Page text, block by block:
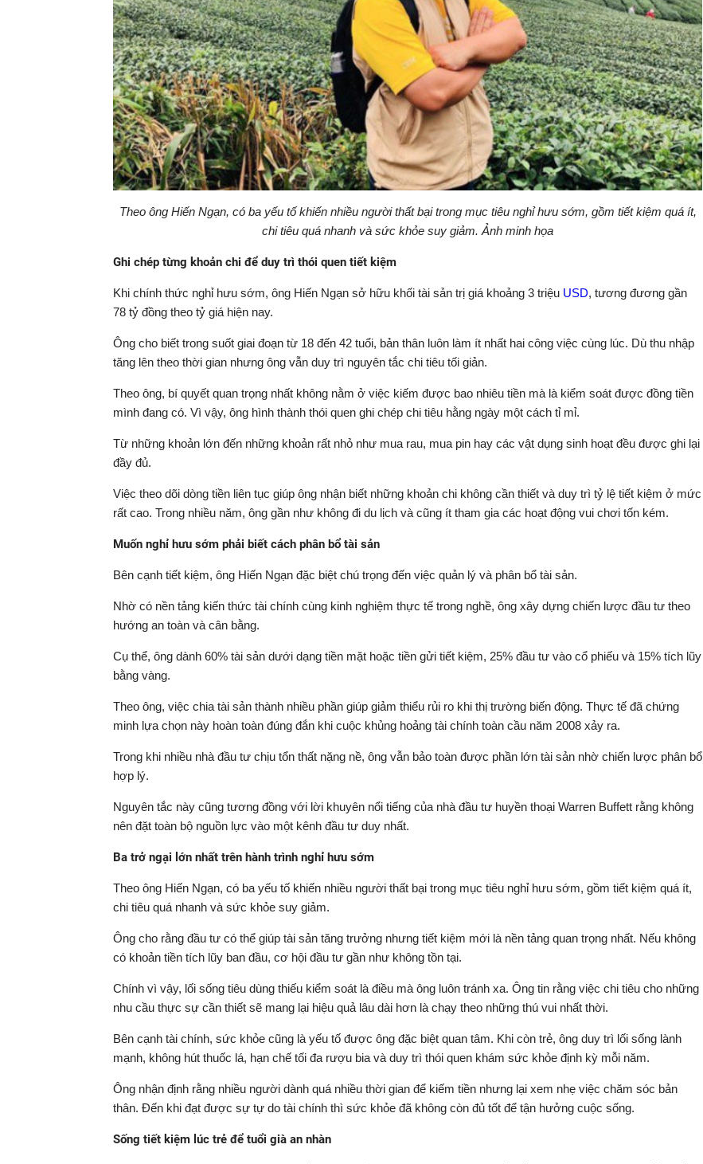
Theo ông Hiến Ngạn, có ba yếu tố khiến nhiều người thất bại trong mục tiêu nghỉ hưu sớm, gồm tiết kiệm quá ít,
chi tiêu quá nhanh và sức khỏe suy giảm. Ảnh minh họa
Ghi chép từng khoản chi để duy trì thói quen tiết kiệm
Khi chính thức nghỉ hưu sớm, ông Hiến Ngạn sở hữu khối tài sản trị giá khoảng 3 triệu USD, tương đương gần
78 tỷ đồng theo tỷ giá hiện nay.
Ông cho biết trong suốt giai đoạn từ 18 đến 42 tuổi, bản thân luôn làm ít nhất hai công việc cùng lúc. Dù thu nhập
tăng lên theo thời gian nhưng ông vẫn duy trì nguyên tắc chi tiêu tối giản.
Theo ông, bí quyết quan trọng nhất không nằm ở việc kiếm được bao nhiêu tiền mà là kiểm soát được đồng tiền
mình đang có. Vì vậy, ông hình thành thói quen ghi chép chi tiêu hằng ngày một cách tỉ mỉ.
Từ những khoản lớn đến những khoản rất nhỏ như mua rau, mua pin hay các vật dụng sinh hoạt đều được ghi lại
đầy đủ.
Việc theo dõi dòng tiền liên tục giúp ông nhận biết những khoản chi không cần thiết và duy trì tỷ lệ tiết kiệm ở mức
rất cao. Trong nhiều năm, ông gần như không đi du lịch và cũng ít tham gia các hoạt động vui chơi tốn kém.
Muốn nghỉ hưu sớm phải biết cách phân bổ tài sản
Bên cạnh tiết kiệm, ông Hiến Ngạn đặc biệt chú trọng đến việc quản lý và phân bổ tài sản.
Nhờ có nền tảng kiến thức tài chính cùng kinh nghiệm thực tế trong nghề, ông xây dựng chiến lược đầu tư theo
hướng an toàn và cân bằng.
Cụ thể, ông dành 60% tài sản dưới dạng tiền mặt hoặc tiền gửi tiết kiệm, 25% đầu tư vào cổ phiếu và 15% tích lũy
bằng vàng.
Theo ông, việc chia tài sản thành nhiều phần giúp giảm thiểu rủi ro khi thị trường biến động. Thực tế đã chứng
minh lựa chọn này hoàn toàn đúng đắn khi cuộc khủng hoảng tài chính toàn cầu năm 2008 xảy ra.
Trong khi nhiều nhà đầu tư chịu tổn thất nặng nề, ông vẫn bảo toàn được phần lớn tài sản nhờ chiến lược phân bổ
hợp lý.
Nguyên tắc này cũng tương đồng với lời khuyên nổi tiếng của nhà đầu tư huyền thoại Warren Buffett rằng không
nên đặt toàn bộ nguồn lực vào một kênh đầu tư duy nhất.
Ba trở ngại lớn nhất trên hành trình nghỉ hưu sớm
Theo ông Hiến Ngạn, có ba yếu tố khiến nhiều người thất bại trong mục tiêu nghỉ hưu sớm, gồm tiết kiệm quá ít,
chi tiêu quá nhanh và sức khỏe suy giảm.
Ông cho rằng đầu tư có thể giúp tài sản tăng trưởng nhưng tiết kiệm mới là nền tảng quan trọng nhất. Nếu không
có khoản tiền tích lũy ban đầu, cơ hội đầu tư gần như không tồn tại.
Chính vì vậy, lối sống tiêu dùng thiếu kiểm soát là điều mà ông luôn tránh xa. Ông tin rằng việc chi tiêu cho những
nhu cầu thực sự cần thiết sẽ mang lại hiệu quả lâu dài hơn là chạy theo những thú vui nhất thời.
Bên cạnh tài chính, sức khỏe cũng là yếu tố được ông đặc biệt quan tâm. Khi còn trẻ, ông duy trì lối sống lành
mạnh, không hút thuốc lá, hạn chế tối đa rượu bia và duy trì thói quen khám sức khỏe định kỳ mỗi năm.
Ông nhận định rằng nhiều người dành quá nhiều thời gian để kiếm tiền nhưng lại xem nhẹ việc chăm sóc bản
thân. Đến khi đạt được sự tự do tài chính thì sức khỏe đã không còn đủ tốt để tận hưởng cuộc sống.
Sống tiết kiệm lúc trẻ để tuổi già an nhàn